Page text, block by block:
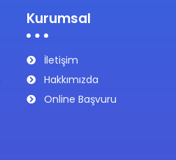
Kurumsal
İletişim
Hakkımızda
Online Başvuru